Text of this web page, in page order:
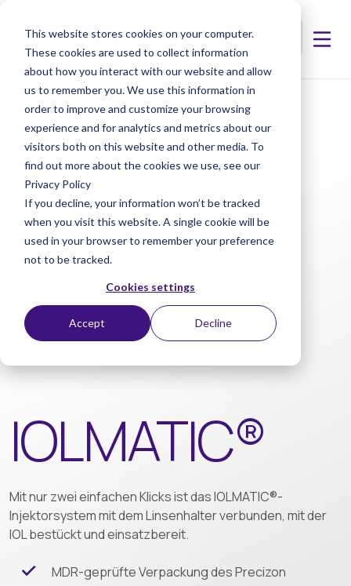
This website stores cookies on your computer.
These cookies are used to collect information
about how you interact with our website and allow
us to remember you. We use this information in
order to improve and customize your browsing
experience and for analytics and metrics about our
visitors both on this website and other media. To
find out more about the cookies we use, see our
Privacy Policy
If you decline, your information won’t be tracked
when you visit this website. A single cookie will be
used in your browser to remember your preference
not to be tracked.
Cookies settings
Accept Decline
< Produkte < IOLMATIC®
IOLMATIC®
Mit nur zwei einfachen Klicks ist das IOLMATIC®-
Injektorsystem mit dem Linsenhalter verbunden, mit der
IOL bestückt und einsatzbereit.
MDR-geprüfte Verpackung des Precizon